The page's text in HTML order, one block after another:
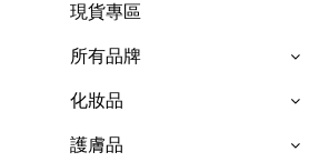
現貨專區
所有品牌
化妝品
護膚品